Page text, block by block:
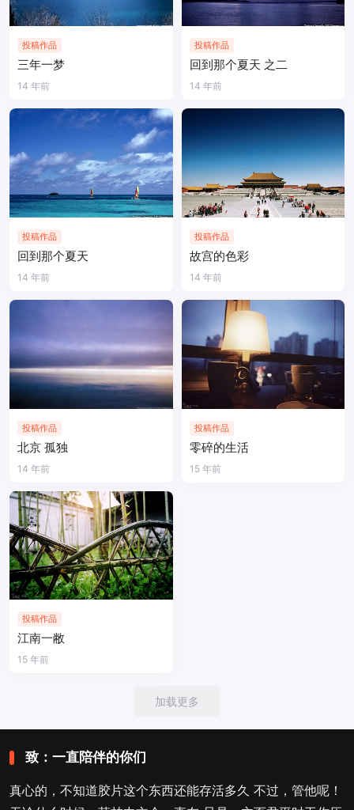
投稿作品
三年一梦
14 年前
投稿作品
回到那个夏天 之二
14 年前
投稿作品
回到那个夏天
14 年前
投稿作品
故宫的色彩
14 年前
投稿作品
北京 孤独
14 年前
投稿作品
零碎的生活
15 年前
投稿作品
江南一敝
15 年前
加载更多
致：一直陪伴的你们
真心的，不知道胶片这个东西还能存活多久 不过，管他呢！